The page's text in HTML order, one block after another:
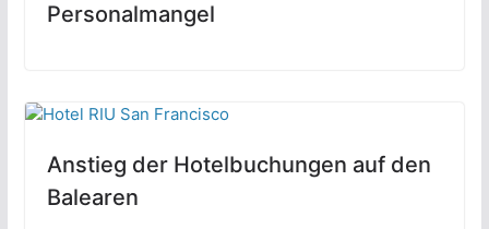
Personalmangel
Anstieg der Hotelbuchungen auf den
Balearen